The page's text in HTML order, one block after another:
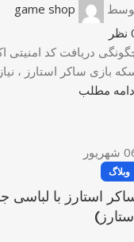
game shop
نظر
دریافت کد امنیتی
بازی ساکر استارز ،
مطلب
شهریور
وبلاگ
استارز با لباسی